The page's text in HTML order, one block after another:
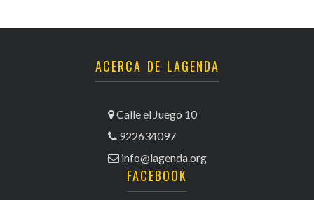
ACERCA DE LAGENDA
Calle el Juego 10
922634097
info@lagenda.org
FACEBOOK